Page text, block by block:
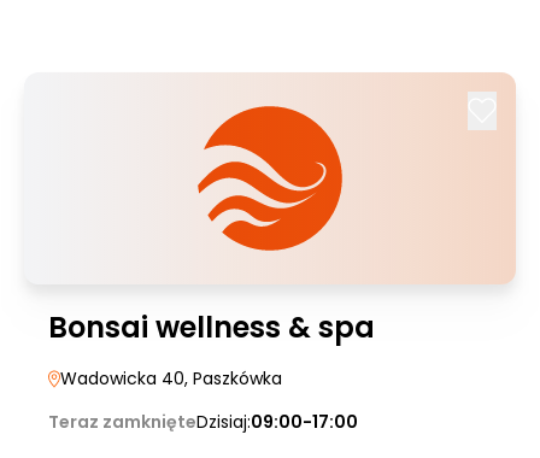
Bonsai wellness & spa
Wadowicka 40, Paszkówka
Teraz zamknięteDzisiaj:09:00-17:00